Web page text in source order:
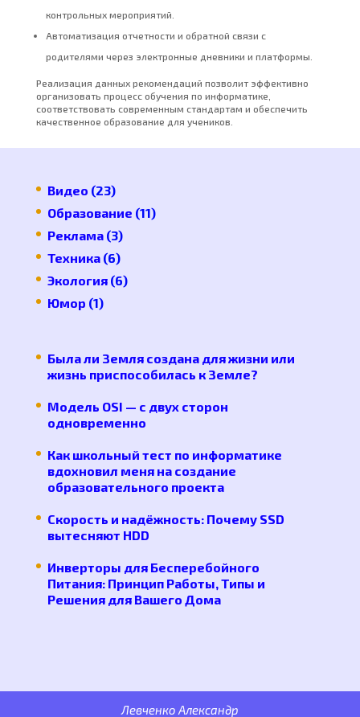
контрольных мероприятий.
Автоматизация отчетности и обратной связи с
родителями через электронные дневники и платформы.
Реализация данных рекомендаций позволит эффективно
организовать процесс обучения по информатике,
соответствовать современным стандартам и обеспечить
качественное образование для учеников.
Видео (23)
Образование (11)
Реклама(3)
Техника(6)
Экология(6)
Юмор (1)
Была ли Земля создана для жизни или
жизнь приспособилась к Земле?
Модель OSI — с двух сторон
одновременно
Как школьный тест по информатике
вдохновил меня на создание
образовательного проекта
Скорость и надёжность: Почему SSD
вытесняют HDD
Инверторы для Бесперебойного
Питания: Принцип Работы, Типы и
Решения для Вашего Дома
Левченко Александр